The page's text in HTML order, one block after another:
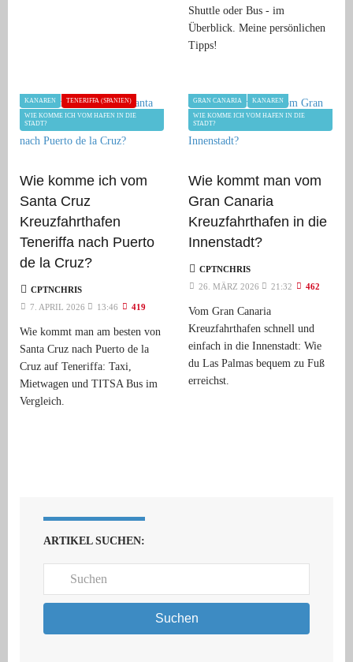
Shuttle oder Bus - im
Überblick. Meine persönlichen
Tipps!
KANAREN TENERIFFA (SPANIEN)
WIE KOMME ICH VOM HAFEN IN DIE
STADT?
Wie komme ich vom
Santa Cruz
Kreuzfahrthafen
Teneriffa nach Puerto
de la Cruz?
CPTNCHRIS
7. APRIL 2026
13:46 419
Wie kommt man am besten von
Santa Cruz nach Puerto de la
Cruz auf Teneriffa: Taxi,
Mietwagen und TITSA Bus im
Vergleich.
GRAN CANARIA KANAREN
WIE KOMME ICH VOM HAFEN IN DIE
STADT?
Wie kommt man vom
Gran Canaria
Kreuzfahrthafen in die
Innenstadt?
CPTNCHRIS
26. MÄRZ 2026
21:32 462
Vom Gran Canaria
Kreuzfahrthafen schnell und
einfach in die Innenstadt: Wie
du Las Palmas bequem zu Fuß
erreichst.
ARTIKEL SUCHEN:
Suchen